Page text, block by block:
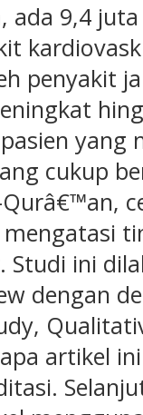
ada 9,4
penyakit
cukup
Studi ini
dengan
artikel